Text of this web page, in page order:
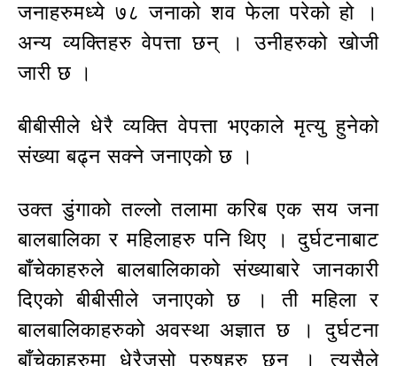
जनाहरुमध्ये ७८ जनाको शव फेला परेको हो ।
अन्य व्यक्तिहरु वेपत्ता छन् । उनीहरुको खोजी
जारी छ ।
बीबीसीले धेरै व्यक्ति वेपत्ता भएकाले मृत्यु हुनेको
संख्या बढ्न सक्ने जनाएको छ ।
उक्त डुंगाको तल्लो तलामा करिब एक सय जना
बालबालिका र महिलाहरु पनि थिए । दुर्घटनाबाट
बाँचेकाहरुले बालबालिकाको संख्याबारे जानकारी
दिएको बीबीसीले जनाएको छ । ती महिला र
बालबालिकाहरुको अवस्था अज्ञात छ । दुर्घटना
बाँचेकाहरुमा धेरैजसो पुरुषहरु छन् । त्यसैले